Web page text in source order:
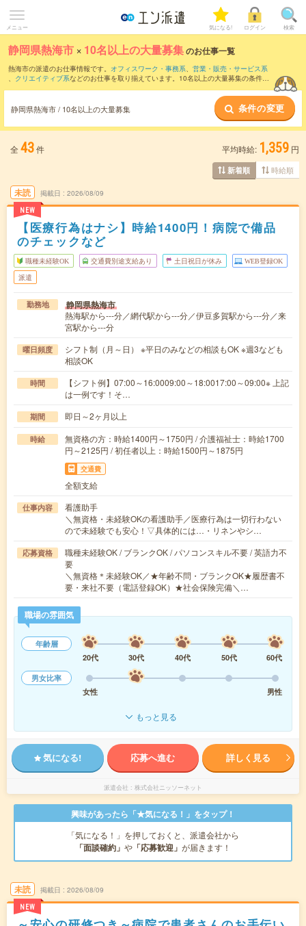
メニュー 気になる! ログイン 検索
静岡県熱海市 × 10名以上の大量募集のお仕事一覧
熱海市の派遣のお仕事情報です。 オフィスワーク・事務系、 営業・販売・サービス系
、 クリエイティブ系などのお仕事を取り揃えています。10名以上の大量募集の条件の
静岡県熱海市 / 10名以上の大量募集 条件の変更
全 43件 平均時給: 1,359 円
新着順 時給順
未読
NEW
掲載日 2026/08/09
【医療行為はナシ】時給1400円！病院で備品
のチェックなど
職種未経験OK 交通費別途支給あり 土日祝日が休み WEB登録OK
派遣
勤務地 静岡県熱海市
熱海駅から---分／網代駅から---分／伊豆多賀駅から---分／来
宮駅から---分
曜日頻度
シフト制（月～日） ※平日のみなどの相談もOK ※週3なども
相談OK
時間
【シフト例】07:00～16:0009:00～18:0017:00～09:00※ 上記
は一例です！そ…
期間 即日～2ヶ月以上
時給
無資格の方：時給1400円～1750円 / 介護福祉士：時給1700
円～2125円 / 初任者以上：時給1500円～1875円
交通費
全額支給
仕事内容
看護助手
＼無資格・未経験OKの看護助手／医療行為は一切行わない
ので未経験でも安心！▽具体的には…・リネンやシ…
応募資格
職種未経験OK / ブランクOK / パソコンスキル不要 / 英語力不
要
＼無資格＊未経験OK／★年齢不問・ブランクOK★履歴書不
要・来社不要（電話登録OK）★社会保険完備＼…
職場の雰囲気
年齢層
20代
30代 40代 50代
60代
男女比率
女性
男性
もっと見る
気になる! 応募へ進む 詳しく見る
派遣会社 株式会社ニッソーネット
興味があったら「★気になる！」をタップ！
「気になる！」を押しておくと、派遣会社から
「面談確約」 や 「応募歓迎」 が届きます！
未読
NEW
掲載日 2026/08/09